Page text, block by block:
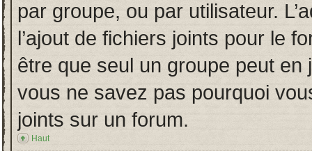
par groupe, ou par utilisateur.
l’ajout de fichiers joints pour le
être que seul un groupe peut en
vous ne savez pas pourquoi
joints sur un forum.
Haut